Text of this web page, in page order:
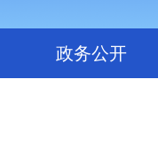
政务公开